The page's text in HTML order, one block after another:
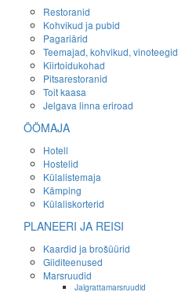
Restoranid
Kohvikud ja pubid
Pagariärid
Teemajad, kohvikud, vinoteegid
Kiirtoidukohad
Pitsarestoranid
Toit kaasa
Jelgava linna eriroad
ÖÖMAJA
Hotell
Hostelid
Külalistemaja
Kämping
Külaliskorterid
PLANEERI JA REISI
Kaardid ja brošüürid
Giiditeenused
Marsruudid
Jalgrattamarsruudid